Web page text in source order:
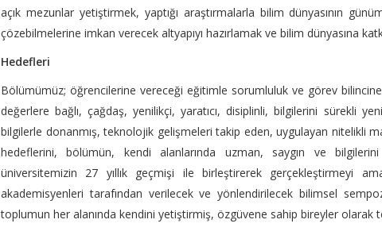
açık mezunlar yetiştirmek, yaptığı araştırmalarla bilim dünyasının
çözebilmelerine imkan verecek altyapıyı hazırlamak ve bilim dünyasına
Hedefleri
Bölümümüz; öğrencilerine vereceği eğitimle sorumluluk ve görev
değerlere bağlı, çağdaş, yenilikçi, yaratıcı, disiplinli, bilgilerini sürekli
bilgilerle donanmış, teknolojik gelişmeleri takip eden, uygulayan nitelikli
hedeflerini, bölümün, kendi alanlarında uzman, saygın ve
üniversitemizin 27 yıllık geçmişi ile birleştirerek gerçekleştirmeyi
akademisyenleri tarafından verilecek ve yönlendirilecek bilimsel
toplumun her alanında kendini yetiştirmiş, özgüvene sahip bireyler olarak